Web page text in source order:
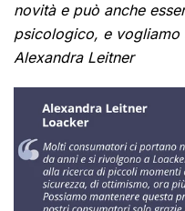
novità e può anche
psicologico, e vogliamo
Alexandra Leitner